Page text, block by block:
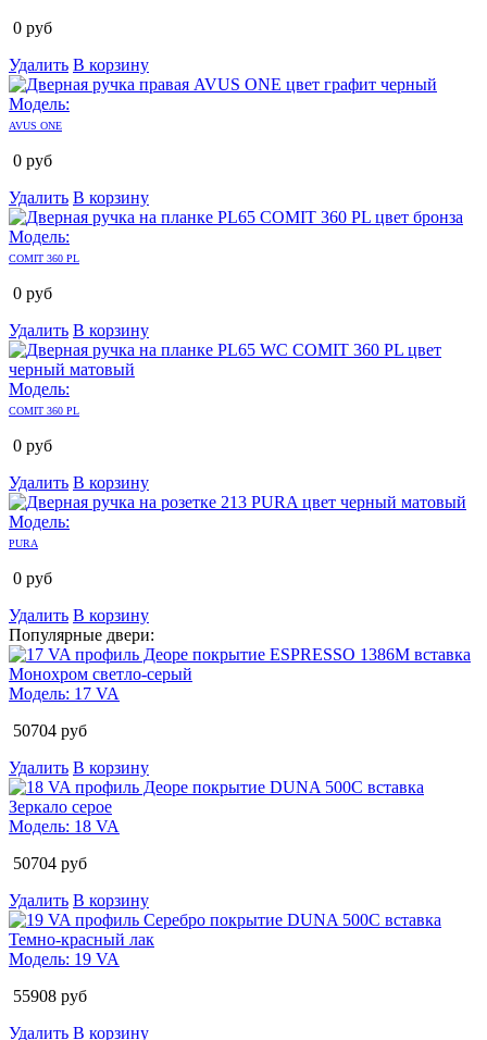
0 руб
Удалить В корзину
Модель:
AVUS ONE
0 руб
Удалить В корзину
Модель:
COMIT 360 PL
0 руб
Удалить В корзину
Модель:
COMIT 360 PL
0 руб
Удалить В корзину
Модель:
PURA
0 руб
Удалить В корзину
Популярные двери:
Модель: 17 VA
50704 руб
Удалить В корзину
Модель: 18 VA
50704 руб
Удалить В корзину
Модель: 19 VA
55908 руб
Удалить В корзину